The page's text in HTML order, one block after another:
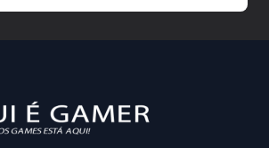
negação do preload,
acessos não autorizados